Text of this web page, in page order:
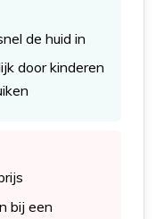
de huid in
door kinderen
bij een